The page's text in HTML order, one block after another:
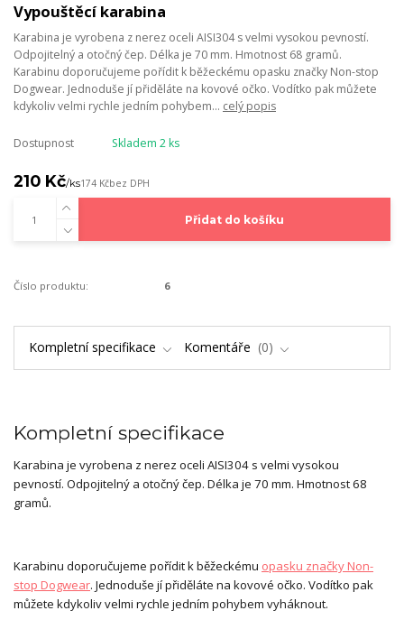
Vypouštěcí karabina
Karabina je vyrobena z nerez oceli AISI304 s velmi vysokou pevností.
Odpojitelný a otočný čep. Délka je 70 mm. Hmotnost 68 gramů.
Karabinu doporučujeme pořídit k běžeckému opasku značky Non-stop
Dogwear. Jednoduše jí přiděláte na kovové očko. Vodítko pak můžete
kdykoliv velmi rychle jedním pohybem... celý popis
Dostupnost Skladem 2 ks
210 Kč/ks174 Kčbez DPH
Přidat do košíku
Číslo produktu: 6
Kompletní specifikace Komentáře 0
Kompletní specifikace
Karabina je vyrobena z nerez oceli AISI304 s velmi vysokou
pevností. Odpojitelný a otočný čep. Délka je 70 mm. Hmotnost 68
gramů.
Karabinu doporučujeme pořídit k běžeckému opasku značky Non-
stop Dogwear. Jednoduše jí přiděláte na kovové očko. Vodítko pak
můžete kdykoliv velmi rychle jedním pohybem vyháknout.